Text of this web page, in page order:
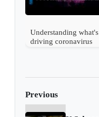
Understanding what's
driving coronavirus
Previous